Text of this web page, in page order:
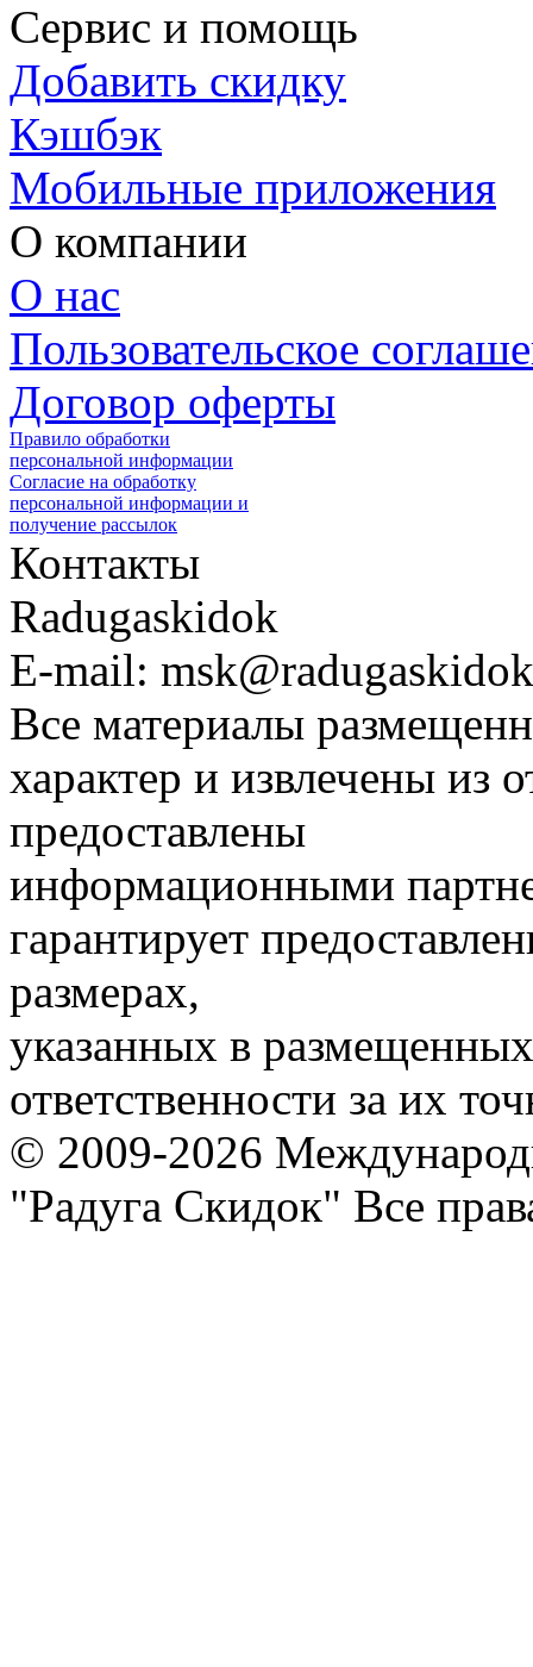
Сервис и помощь
Добавить скидку
Кэшбэк
Мобильные приложения
О компании
О нас
Пользовательское
Договор оферты
Правило обработки
персональной информации
Согласие на обработку
персональной информации и
получение рассылок
Контакты
Radugaskidok
E-mail:
Все материалы
характер и извлечены из
предоставлены
информационными
гарантирует
размерах,
указанных в
ответственности за их
© 2009-2026
"Радуга Скидок" Все